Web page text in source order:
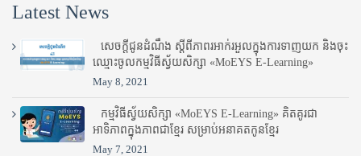
Latest News
សេចក្តីជូនដំណឹង ស្តី​ពីភាព​រអាក់រអួល​ក្នុងការ​ទាញ​យក និង​ចុះ​
ឈ្មោះ​ចូល​កម្មវិធី​ស្វ័យសិក្សា «MoEYS E-Learning»
May 8, 2021
កម្មវិធីស្វ័យសិក្សា «MoEYS E-Learning» គិតគូរជា
អាទិភាពក្នុងភាពជាខ្មែរ សម្រាប់អនាគតកូនខ្មែរ
May 7, 2021